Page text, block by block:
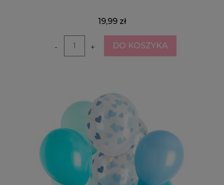
19,99 zł
- + DO KOSZYKA